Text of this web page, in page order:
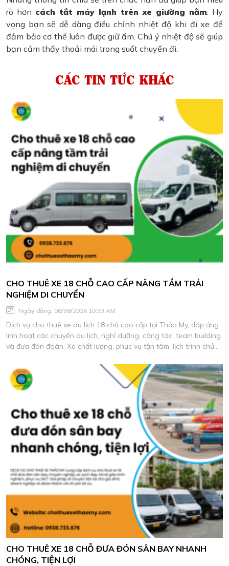
rõ hơn cách tắt máy lạnh trên xe giường nằm. Hy
vọng bạn sẽ dễ dàng điều chỉnh nhiệt độ khi đi xe để
đảm bảo cơ thể luôn được giữ ấm. Chú ý nhiệt độ sẽ giúp
bạn cảm thấy thoải mái trong suốt chuyến đi.
CÁC TIN TỨC KHÁC
CHO THUÊ XE 18 CHỖ CAO CẤP NÂNG TẦM TRẢI
NGHIỆM DI CHUYỂN
Ngày đăng: 08/08/2026 10:33 AM
Dịch vụ cho thuê xe du lịch 18 chỗ cao cấp tại Thảo My, đáp ứng
linh hoạt các chuyến du lịch, nghỉ dưỡng, công tác, team building
và đưa đón đoàn. Xe chất lượng, phục vụ tận tâm, lịch trình chủ
CHO THUÊ XE 18 CHỖ ĐƯA ĐÓN SÂN BAY NHANH
CHÓNG, TIỆN LỢI